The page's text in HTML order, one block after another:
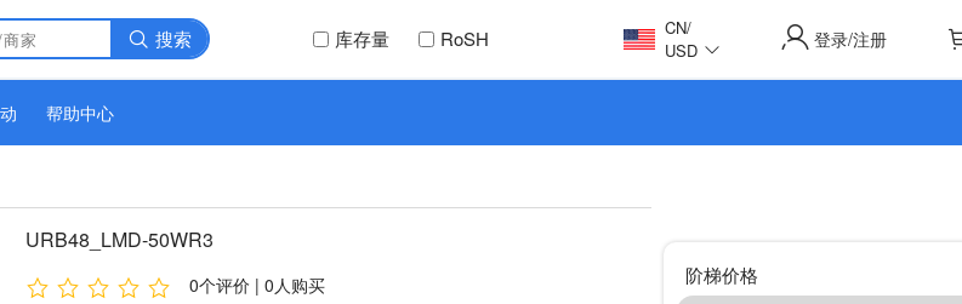
搜索 库存量 RoSH CN/
USD
登录/注册
帮助中心
URB48_LMD-50WR3
0个评价 | 0人购买 阶梯价格